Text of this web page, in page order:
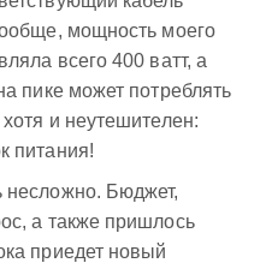
мощность моего
всего 400 ватт, а
пике может потреблять
и неутешителен:
питания!
несложно. Бюджет,
а также пришлось
приедет новый